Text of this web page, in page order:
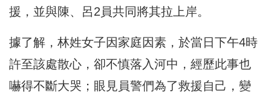
援，並與陳、呂2員共同將其拉上岸。
據了解，林姓女子因家庭因素，於當日下午4時
許至該處散心，卻不慎落入河中，經歷此事也
嚇得不斷大哭；眼見員警們為了救援自己，變